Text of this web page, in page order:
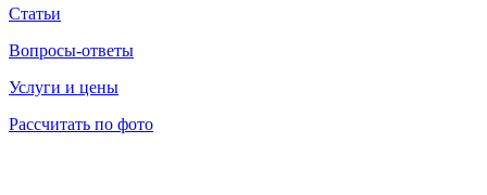
Статьи
Вопросы-ответы
Услуги и цены
Рассчитать по фото